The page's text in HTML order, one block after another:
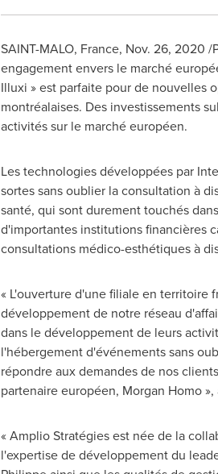
SAINT-MALO, France, Nov. 26, 2020 /
engagement envers le marché
Illuxi » est parfaite pour de nouvelles
montréalaises. Des investissements
activités sur le marché européen.
Les technologies développées par
sortes sans oublier la consultation à
santé, qui sont durement touchés
d'importantes institutions financières
consultations médico-esthétiques à
« L'ouverture d'une filiale en territoire
développement de notre réseau
dans le développement de leurs
l'hébergement d'événements sans
répondre aux demandes de nos
partenaire européen, Morgan Homo
« Amplio Stratégies est née de la
l'expertise de développement du